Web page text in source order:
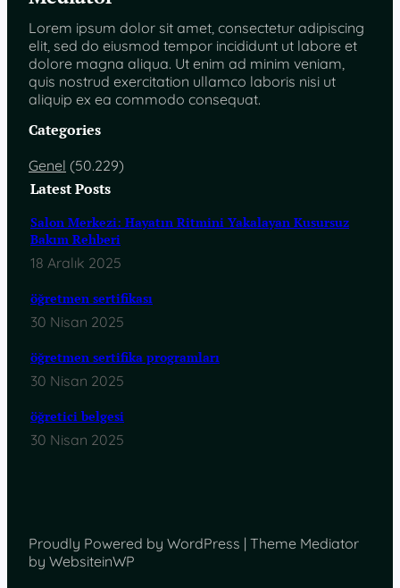
Lorem ipsum dolor sit amet, consectetur adipiscing
elit, sed do eiusmod tempor incididunt ut labore et
dolore magna aliqua. Ut enim ad minim veniam,
quis nostrud exercitation ullamco laboris nisi ut
aliquip ex ea commodo consequat.
Categories
Genel (50.229)
Latest Posts
Salon Merkezi: Hayatın Ritmini Yakalayan Kusursuz
Bakım Rehberi
18 Aralık 2025
öğretmen sertifikası
30 Nisan 2025
öğretmen sertifika programları
30 Nisan 2025
öğretici belgesi
30 Nisan 2025
Proudly Powered by WordPress | Theme Mediator
by WebsiteinWP